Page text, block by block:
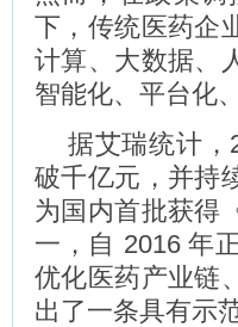
下，传统医药企
计算、大数据、
智能化、平台化
据艾瑞统计
破千亿元，并持
为国内首批获得
一，自 2016 年
优化医药产业链
出了一条具有示